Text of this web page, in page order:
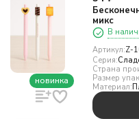
новинка
микс
В
Артикул:Z-
Серия:
Страна
Размер
Материал: